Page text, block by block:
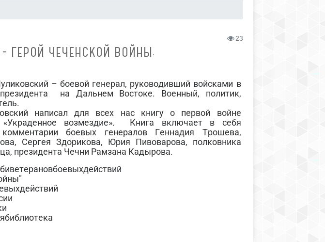
23
ГЕРОЙ ЧЕЧЕНСКОЙ ВОЙНЫ.
– боевой генерал, руководивший войсками в
на Дальнем Востоке. Военный, политик,
написал для всех нас книгу о первой войне
«Украденное возмездие». Книга включает в себя
боевых генералов Геннадия Трошева,
Сергея Здорикова, Юрия Пивоварова, полковника
президента Чечни Рамзана Кадырова.